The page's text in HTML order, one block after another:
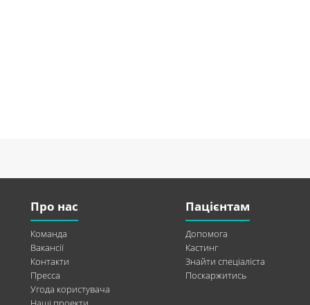
Про нас
Команда
Вакансії
Контакти
Пресса
Угода користувача
Пацієнтам
Допомога
Кастинг
Знайти спеціаліста
Поскаржитись